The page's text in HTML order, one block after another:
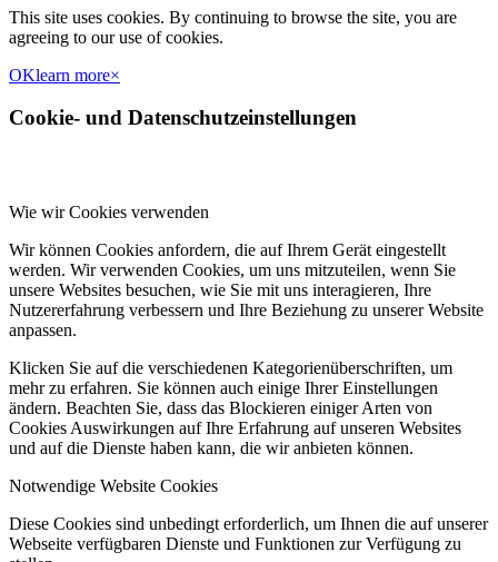
This site uses cookies. By continuing to browse the site, you are
agreeing to our use of cookies.
OKlearn more×
Cookie- und Datenschutzeinstellungen
Wie wir Cookies verwenden
Wir können Cookies anfordern, die auf Ihrem Gerät eingestellt
werden. Wir verwenden Cookies, um uns mitzuteilen, wenn Sie
unsere Websites besuchen, wie Sie mit uns interagieren, Ihre
Nutzererfahrung verbessern und Ihre Beziehung zu unserer Website
anpassen.
Klicken Sie auf die verschiedenen Kategorienüberschriften, um
mehr zu erfahren. Sie können auch einige Ihrer Einstellungen
ändern. Beachten Sie, dass das Blockieren einiger Arten von
Cookies Auswirkungen auf Ihre Erfahrung auf unseren Websites
und auf die Dienste haben kann, die wir anbieten können.
Notwendige Website Cookies
Diese Cookies sind unbedingt erforderlich, um Ihnen die auf unserer
Webseite verfügbaren Dienste und Funktionen zur Verfügung zu